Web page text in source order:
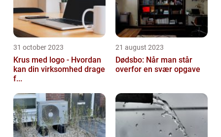
31 october 2023
Krus med logo - Hvordan
kan din virksomhed drage
f...
21 august 2023
Dødsbo: Når man står
overfor en svær opgave